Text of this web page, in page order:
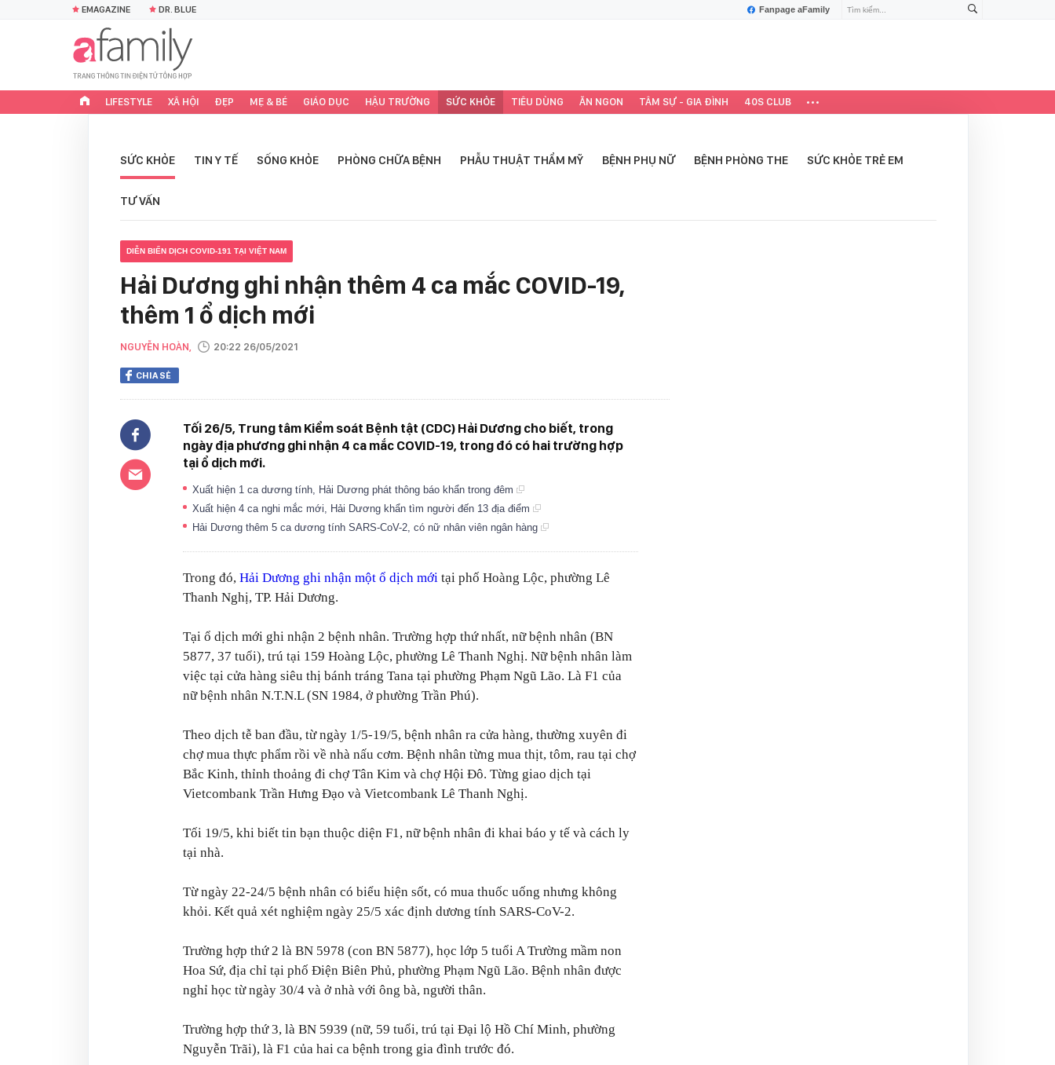
Fanpage aFamily
EMAGAZINE DR. BLUE
LIFESTYLE XÃ HỘI ĐẸP MẸ & BÉ GIÁO DỤC HẬU TRƯỜNG SỨC KHỎE TIÊU DÙNG ĂN NGON TÂM SỰ - GIA ĐÌNH 40S CLUB
SỨC KHỎE TIN Y TẾ SỐNG KHỎE PHÒNG CHỮA BỆNH PHẪU THUẬT THẨM MỸ BỆNH PHỤ NỮ BỆNH PHÒNG THE SỨC KHỎE TRẺ EM
TƯ VẤN
DIỄN BIẾN DỊCH COVID-191 TẠI VIỆT NAM
Hải Dương ghi nhận thêm 4 ca mắc COVID-19,
thêm 1 ổ dịch mới
NGUYỄN HOÀN, 20:22 26/05/2021
CHIA SẺ
Tối 26/5, Trung tâm Kiểm soát Bệnh tật (CDC) Hải Dương cho biết, trong
ngày địa phương ghi nhận 4 ca mắc COVID-19, trong đó có hai trường hợp
tại ổ dịch mới.
Xuất hiện 1 ca dương tính, Hải Dương phát thông báo khẩn trong đêm
Xuất hiện 4 ca nghi mắc mới, Hải Dương khẩn tìm người đến 13 địa điểm
Hải Dương thêm 5 ca dương tính SARS-CoV-2, có nữ nhân viên ngân hàng
Trong đó, Hải Dương ghi nhận một ổ dịch mới tại phố Hoàng Lộc, phường Lê
Thanh Nghị, TP. Hải Dương.
Tại ổ dịch mới ghi nhận 2 bệnh nhân. Trường hợp thứ nhất, nữ bệnh nhân (BN
5877, 37 tuổi), trú tại 159 Hoàng Lộc, phường Lê Thanh Nghị. Nữ bệnh nhân làm
việc tại cửa hàng siêu thị bánh tráng Tana tại phường Phạm Ngũ Lão. Là F1 của
nữ bệnh nhân N.T.N.L (SN 1984, ở phường Trần Phú).
Theo dịch tễ ban đầu, từ ngày 1/5-19/5, bệnh nhân ra cửa hàng, thường xuyên đi
chợ mua thực phẩm rồi về nhà nấu cơm. Bệnh nhân từng mua thịt, tôm, rau tại chợ
Bắc Kinh, thỉnh thoảng đi chợ Tân Kim và chợ Hội Đô. Từng giao dịch tại
Vietcombank Trần Hưng Đạo và Vietcombank Lê Thanh Nghị.
Tối 19/5, khi biết tin bạn thuộc diện F1, nữ bệnh nhân đi khai báo y tế và cách ly
tại nhà.
Từ ngày 22-24/5 bệnh nhân có biểu hiện sốt, có mua thuốc uống nhưng không
khỏi. Kết quả xét nghiệm ngày 25/5 xác định dương tính SARS-CoV-2.
Trường hợp thứ 2 là BN 5978 (con BN 5877), học lớp 5 tuổi A Trường mầm non
Hoa Sứ, địa chỉ tại phố Điện Biên Phủ, phường Phạm Ngũ Lão. Bệnh nhân được
nghỉ học từ ngày 30/4 và ở nhà với ông bà, người thân.
Trường hợp thứ 3, là BN 5939 (nữ, 59 tuổi, trú tại Đại lộ Hồ Chí Minh, phường
Nguyễn Trãi), là F1 của hai ca bệnh trong gia đình trước đó.